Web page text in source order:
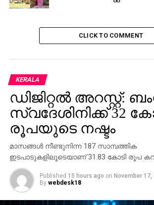
CLICK TO COMMENT
KERALA
ഡിജിറ്റല്‍ അറസ്റ്റ്:
സ്വദേശിനിക്ക് 32
രൂപയുടെ നഷ്ടം
മാസങ്ങള്‍ നീണ്ടുനിന്ന 187 സാമ്പത്തിക
ഇടപാടുകളിലൂടെയാണ് 31.83 കോടി രൂപ
Published 15 hours ago on November 17,
By webdesk18